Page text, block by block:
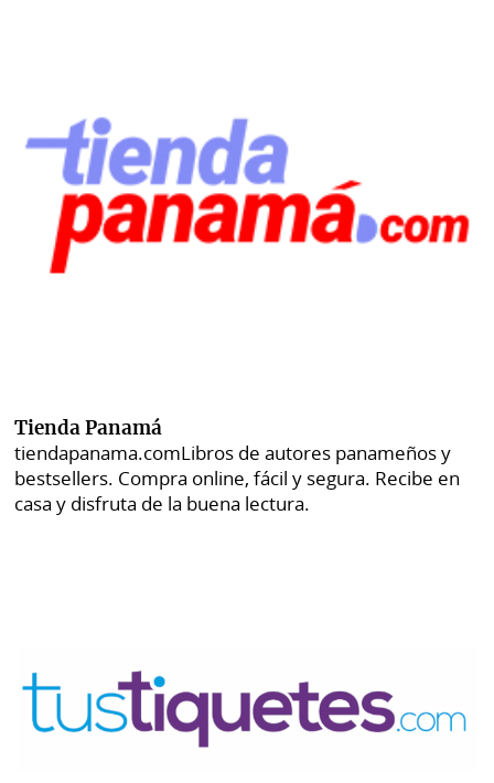
Tienda Panamá
tiendapanama.comLibros de autores panameños y
bestsellers. Compra online, fácil y segura. Recibe en
casa y disfruta de la buena lectura.